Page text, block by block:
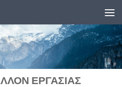
ΕΡΓΑΣΊΑΣ